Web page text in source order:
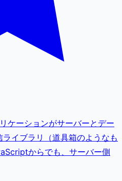
ケーションがサーバーとデー
イブラリ（道具箱のようなも
からでも、サーバー側